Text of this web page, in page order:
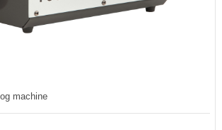
machine